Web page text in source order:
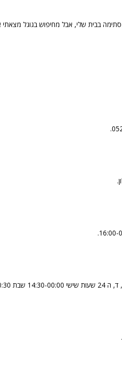
בבית שלי, אבל מחיפוש בגוגל
שבת 00:00-20:30.